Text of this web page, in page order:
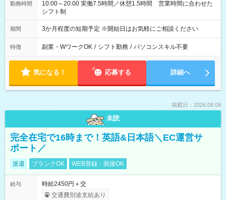
勤務時間
10:00～20:00 実働7.5時間／休憩1.5時間 営業時間に合わせた
シフト制
期間 3か月程度の短期予定 ※開始日はお気軽にご相談ください
特徴 副業・WワークOK / シフト勤務 / パソコンスキル不要
気になる！ 応募する 詳細へ
掲載日：2026.08.09
未読
完全在宅で16時まで！英語&日本語＼EC運営サ
ポート／
派遣 ブランクOK WEB登録・面接OK
給与
時給2450円＋交
交通費別途支給あり